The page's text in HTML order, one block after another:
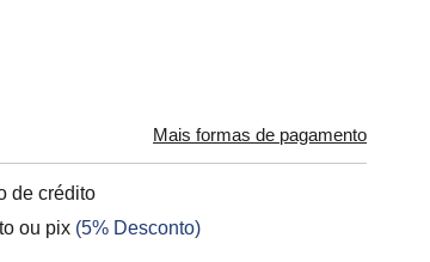
Mais formas de pagamento
de crédito
ou pix (5% Desconto)